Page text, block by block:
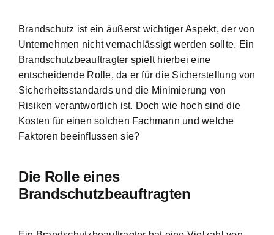
Brandschutz ist ein äußerst wichtiger Aspekt, der von
Unternehmen nicht vernachlässigt werden sollte. Ein
Brandschutzbeauftragter spielt hierbei eine
entscheidende Rolle, da er für die Sicherstellung von
Sicherheitsstandardsund die Minimierung von
Risiken verantwortlich ist. Doch wie hoch sind die
Kosten für einen solchen Fachmann und welche
Faktoren beeinflussen sie?
Die Rolle eines
Brandschutzbeauftragten